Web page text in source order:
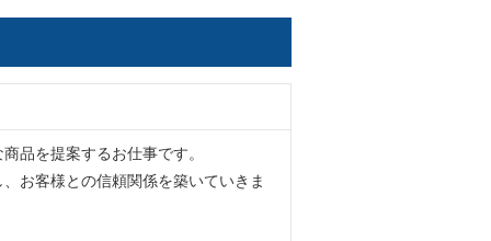
品を提案するお仕事です。
お客様との信頼関係を築いていきま